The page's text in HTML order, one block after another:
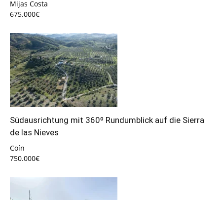
Mijas Costa
675.000€
Südausrichtung mit 360º Rundumblick auf die Sierra
de las Nieves
Coín
750.000€